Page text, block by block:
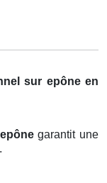
sur epône en
garantit une